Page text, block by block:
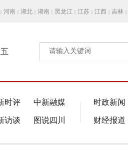
| 河南 | 湖北 | 湖南 | 黑龙江 | 江苏 | 江西 | 吉林 |
请输入关键词
时评 中新融媒
访谈 图说四川
时政新闻
财经报道